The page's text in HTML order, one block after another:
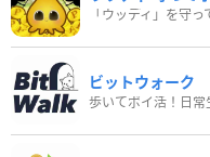
「ウッディ」を守
ビットウォーク